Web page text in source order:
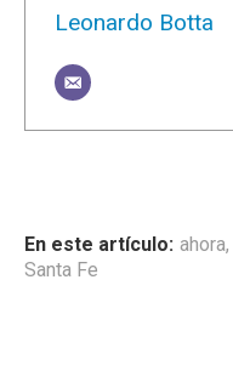
Leonardo Botta
ahora,
Santa Fe